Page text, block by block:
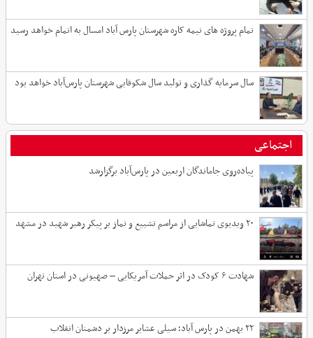
تمام پروژه های نیمه کاره شهرستان پارس آباد امسال به اتمام خواهد رسید
سال سرمایه گذاری و تولید سال شکوفایی شهرستان پارس‌آباد خواهد بود
اجتماعی
پیاده‌روی جاماندگان اربعین در پارس‌آباد برگزارشد
۲۰ ویدیوی تماشایی از مراسم تشییع و نماز بر پیکر رهبر شهید در مشهد
شهادت ۶ کودک در اثر حملات آمریکایی – صهیونی در استان تهران
۲۲ بهمن در پارس آباد؛ سیلی عشایر مرزدار بر دشمنان انقلاب